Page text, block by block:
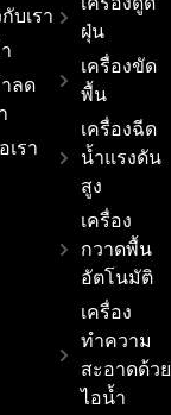
บเรา
ลด
เรา
ฝุ่น
เครื่องขัด
พื้น
เครื่องฉีด
น้ำแรงดัน
สูง
เครื่อง
กวาดพื้น
อัตโนมัติ
เครื่อง
ทำความ
สะอาดด้วย
ไอน้ำ